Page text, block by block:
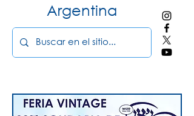
Argentina